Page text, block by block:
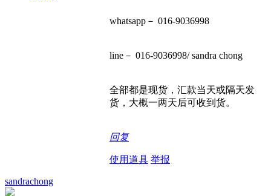
whatsapp－ 016-9036998
line－ 016-9036998/ sandra chong
全部都是现货，汇款当天或隔天发
货，大概一两天后可收到货。
回复
使用道具 举报
sandrachong